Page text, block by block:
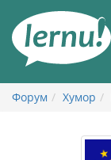
съдържанието
Форум Хумор